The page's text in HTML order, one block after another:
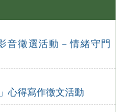
音徵選活動－情緒守門
心得寫作徵文活動